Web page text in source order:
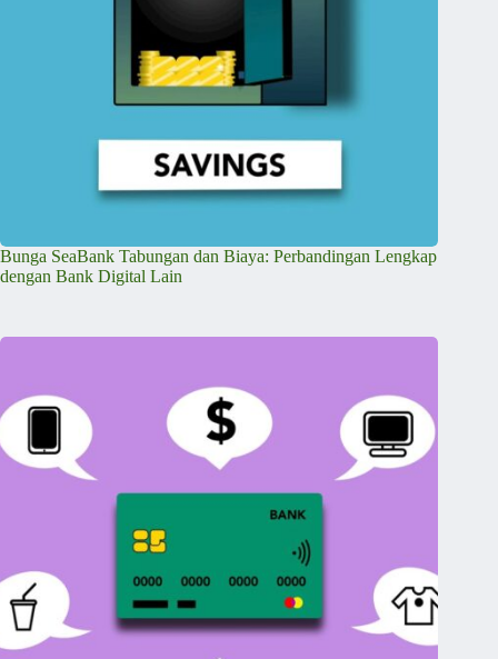
Bunga SeaBank Tabungan dan Biaya: Perbandingan Lengkap
dengan Bank Digital Lain